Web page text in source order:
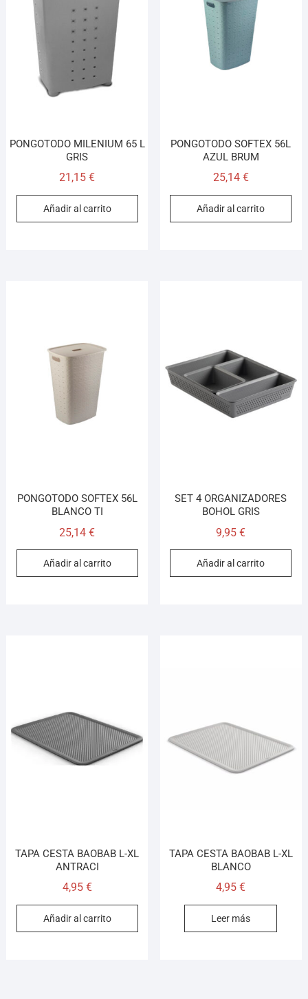
PONGOTODO MILENIUM 65 L
GRIS
21,15€
Añadir al carrito
PONGOTODO SOFTEX 56L
AZUL BRUM
25,14 €
Añadir al carrito
PONGOTODO SOFTEX 56L
BLANCO TI
25,14€
Añadir al carrito
SET 4 ORGANIZADORES
BOHOL GRIS
9,95€
Añadir al carrito
TAPA CESTA BAOBAB L-XL
ANTRACI
4,95 €
Añadir al carrito
TAPA CESTA BAOBAB L-XL
BLANCO
4,95€
Leer más